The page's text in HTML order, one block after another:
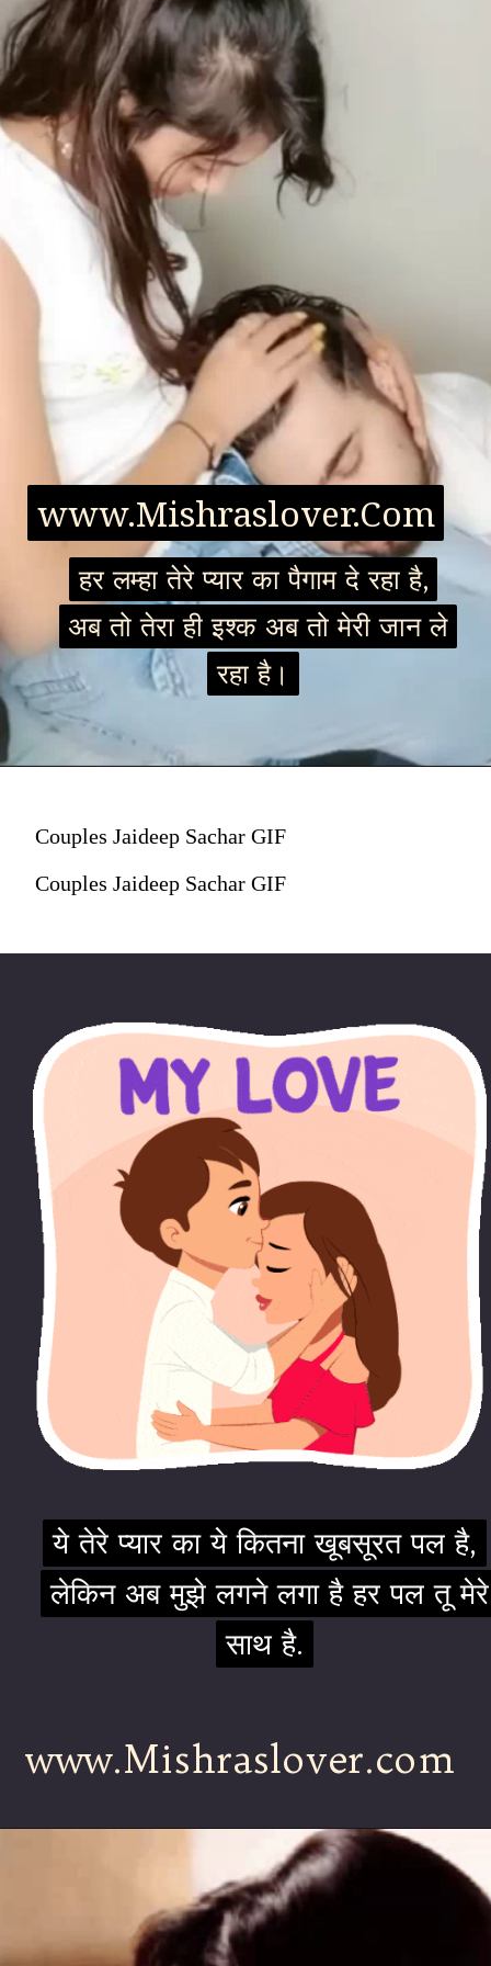
हर लम्हा तेरे प्यार का पैगाम दे रहा है,
अब तो तेरा ही इश्क अब तो मेरी जान ले
रहा है।
हर लम्हा तेरे प्यार का पैगाम दे रहा है,
अब तो तेरा ही इश्क अब तो मेरी जान ले
रहा है।
www.Mishraslover.Com
www.Mishraslover.Com
Couples Jaideep Sachar GIF
Couples Jaideep Sachar GIF
www.Mishraslover.com
ये तेरे प्यार का ये कितना खूबसूरत पल है,
लेकिन अब मुझे लगने लगा है हर पल तू मेरे
साथ है.
ये तेरे प्यार का ये कितना खूबसूरत पल है,
लेकिन अब मुझे लगने लगा है हर पल तू मेरे
साथ है.